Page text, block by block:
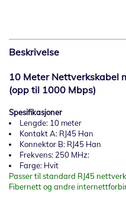
Beskrivelse
10 Meter Nettverkskabel
(opp til 1000 Mbps)
Spesifikasjoner
Lengde: 10 meter
Kontakt A: RJ45 Han
Konnektor B: RJ45 Han
Frekvens: 250 MHz:
Farge: Hvit
Passer til standard RJ45
Fibernett og andre